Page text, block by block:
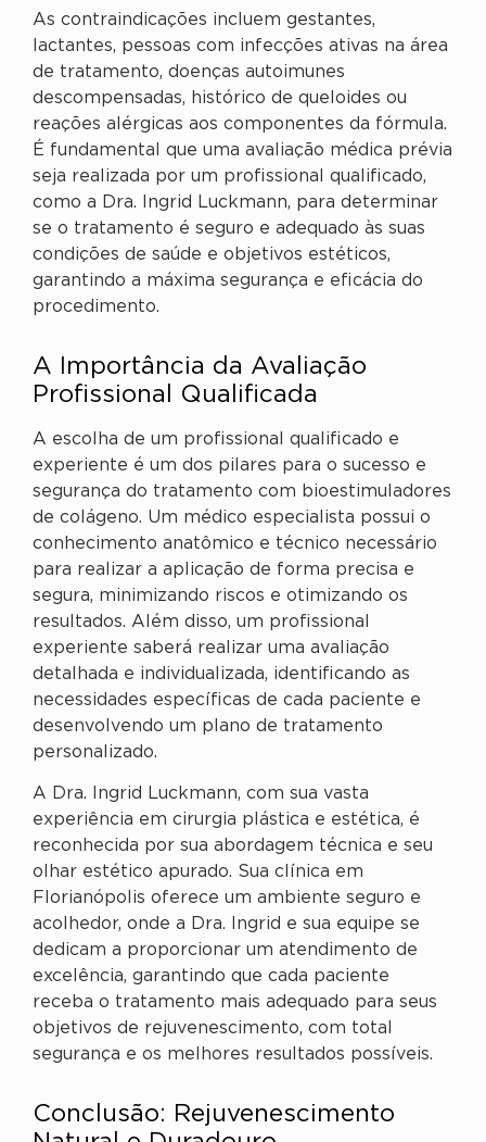
As contraindicações incluem gestantes,
lactantes, pessoas com infecções ativas na área
de tratamento, doenças autoimunes
descompensadas, histórico de queloides ou
reações alérgicas aos componentes da fórmula.
É fundamental que uma avaliação médica prévia
seja realizada por um profissional qualificado,
como a Dra. Ingrid Luckmann, para determinar
se o tratamento é seguro e adequado às suas
condições de saúde e objetivos estéticos,
garantindo a máxima segurança e eficácia do
procedimento.
A Importância da Avaliação
Profissional Qualificada
A escolha de um profissional qualificado e
experiente é um dos pilares para o sucesso e
segurança do tratamento com bioestimuladores
de colágeno. Um médico especialista possui o
conhecimento anatômico e técnico necessário
para realizar a aplicação de forma precisa e
segura, minimizando riscos e otimizando os
resultados. Além disso, um profissional
experiente saberá realizar uma avaliação
detalhada e individualizada, identificando as
necessidades específicas de cada paciente e
desenvolvendo um plano de tratamento
personalizado.
A Dra. Ingrid Luckmann, com sua vasta
experiência em cirurgia plástica e estética, é
reconhecida por sua abordagem técnica e seu
olhar estético apurado. Sua clínica em
Florianópolis oferece um ambiente seguro e
acolhedor, onde a Dra. Ingrid e sua equipe se
dedicam a proporcionar um atendimento de
excelência, garantindo que cada paciente
receba o tratamento mais adequado para seus
objetivos de rejuvenescimento, com total
segurança e os melhores resultados possíveis.
Conclusão: Rejuvenescimento